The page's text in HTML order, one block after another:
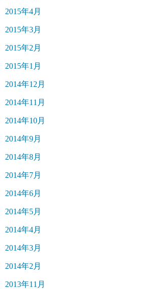
2015年4月
2015年3月
2015年2月
2015年1月
2014年12月
2014年11月
2014年10月
2014年9月
2014年8月
2014年7月
2014年6月
2014年5月
2014年4月
2014年3月
2014年2月
2013年11月